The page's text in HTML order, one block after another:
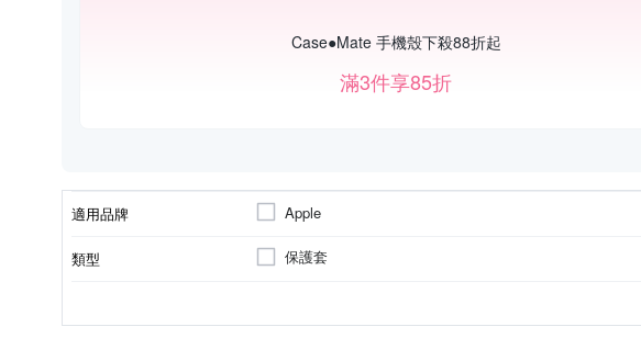
Case●Mate 手機殼下殺88折起
滿3件享85折
適用品牌 Apple
類型 保護套